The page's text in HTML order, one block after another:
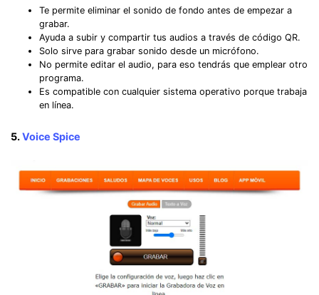
Te permite eliminar el sonido de fondo antes de empezar a
grabar.
Ayuda a subir y compartir tus audios a través de código QR.
Solo sirve para grabar sonido desde un micrófono.
No permite editar el audio, para eso tendrás que emplear otro
programa.
Es compatible con cualquier sistema operativo porque trabaja
en línea.
5.Voice Spice